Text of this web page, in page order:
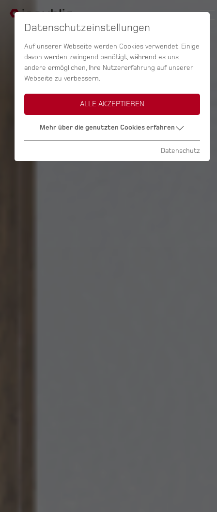
Datenschutzeinstellungen
Auf unserer Webseite werden Cookies verwendet. Einige
davon werden zwingend benötigt, während es uns
andere ermöglichen, Ihre Nutzererfahrung auf unserer
Webseite zu verbessern.
ALLE AKZEPTIEREN
Mehr über die genutzten Cookies erfahren
Datenschutz